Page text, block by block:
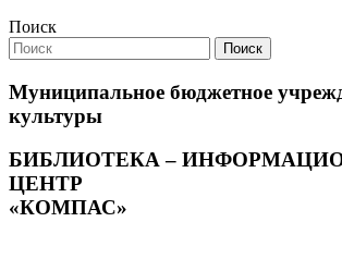
Поиск
Поиск
Муниципальное бюджетное
культуры
БИБЛИОТЕКА –
ЦЕНТР
«КОМПАС»